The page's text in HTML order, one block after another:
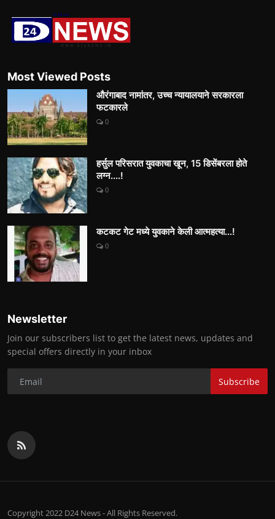
Most Viewed Posts
औरंगाबाद नामांतर, उच्च न्यायालयाने सरकारला
फटकारले
0
हर्सुल परिसरात युवकाचा खून, 15 डिसेंबरला होते
लग्न....!
0
कटकट गेट मध्ये युवकाने केली आत्महत्या...!
0
Newsletter
Join our subscribers list to get the latest news, updates and
special offers directly in your inbox
Subscribe
Copyright 2022 D24 News - All Rights Reserved.